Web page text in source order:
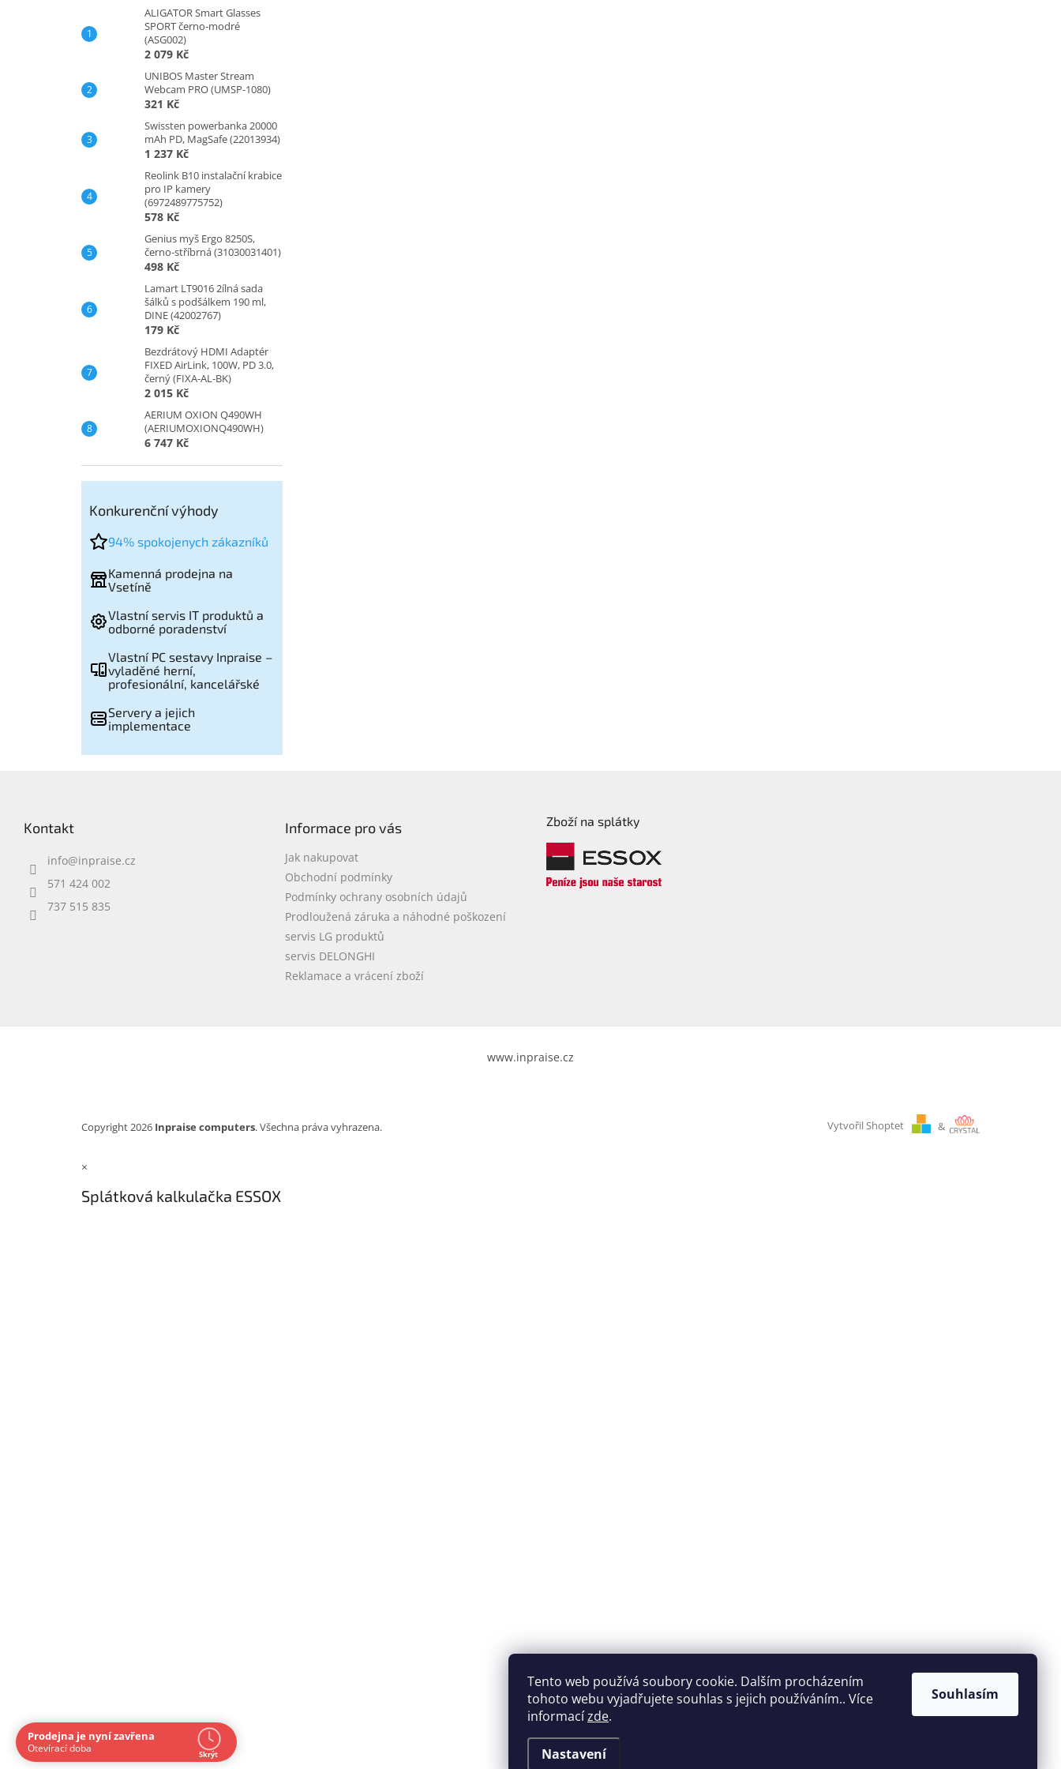
Tento web používá soubory cookie. Dalším procházením
tohoto webu vyjadřujete souhlas s jejich používáním.. Více
informacízde.
Nastavení
Souhlasím
ALIGATOR Smart Glasses
SPORT černo-modré
(ASG002)
2 079 Kč
UNIBOS Master Stream
Webcam PRO (UMSP-1080)
321 Kč
Swissten powerbanka 20000
mAh PD, MagSafe (22013934)
1 237 Kč
Reolink B10 instalační krabice
pro IP kamery
(6972489775752)
578 Kč
Genius myš Ergo 8250S,
černo-stříbrná (31030031401)
498 Kč
Lamart LT9016 2ílná sada
šálků s podšálkem 190 ml,
DINE (42002767)
179 Kč
Bezdrátový HDMI Adaptér
FIXED AirLink, 100W, PD 3.0,
černý (FIXA-AL-BK)
2 015 Kč
AERIUM OXION Q490WH
(AERIUMOXIONQ490WH)
6 747 Kč
Konkurenční výhody
94% spokojenych zákazníků
Kamenná prodejna na
Vsetíně
Vlastní servis IT produktů a
odborné poradenství
Vlastní PC sestavy Inpraise –
vyladěné herní,
profesionální, kancelářské
Servery a jejich
implementace
Kontakt
info@inpraise.cz
571 424 002
737 515 835
Informace pro vás
Jak nakupovat
Obchodní podmínky
Podmínky ochrany osobních údajů
Prodloužená záruka a náhodné poškození
servis LG produktů
servis DELONGHI
Reklamace a vrácení zboží
Zboží na splátky
www.inpraise.cz
Vytvořil Shoptet &
Copyright 2026 Inpraise computers. Všechna práva vyhrazena.
×
Splátková kalkulačka ESSOX
Prodejna je nyní zavřena
Otevírací doba
Skrýt
Navštivte nás osobně
Čas